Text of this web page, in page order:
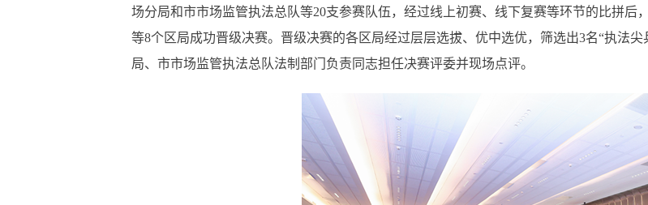
场分局和市市场监管执法总队等20支参赛队伍，经过线上初赛、线下复赛等环节的比拼后
等8个区局成功晋级决赛。晋级决赛的各区局经过层层选拔、优中选优，筛选出3名“执法
局、市市场监管执法总队法制部门负责同志担任决赛评委并现场点评。